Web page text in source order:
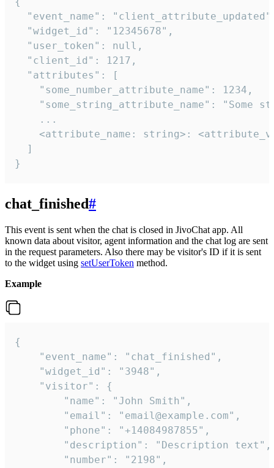
"event_name":
  "widget_id": "12345678",
  "user_token": null,
  "client_id": 1217,
  "attributes": [
    "some_number_attribute_name": 1234,
"some_string_attribute_name": "Some
    ...
<attribute_name: string>:
  ]
}
chat_finished#
This event is sent when the chat is closed in JivoChat app. All
known data about visitor, agent information and the chat log are sent
in the request parameters. Also there may be visitor's ID if it is sent
to the widget using setUserToken method.
Example
{
    "event_name": "chat_finished",
    "widget_id": "3948",
    "visitor": {
        "name": "John Smith",
        "email": "email@example.com",
        "phone": "+14084987855",
        "description": "Description text",
        "number": "2198",